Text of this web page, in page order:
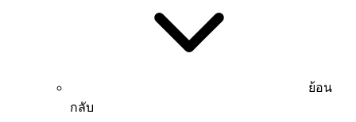
ย้อน
กลับ